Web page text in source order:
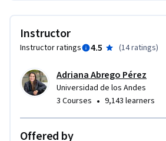
menos un título de pregrado con
en probabilidad y estadística. El
el gobierno, la industria, la consultoría
Este curso requiere de la instalación de
recomendable que el equipo cuente con
y espacio en disco duro superior a 1 GB.
Instructor
Instructor ratings 4.5 (14 ratings)
Adriana Abrego Pérez
Universidad de los Andes
3 Courses • 9,143 learners
Offered by